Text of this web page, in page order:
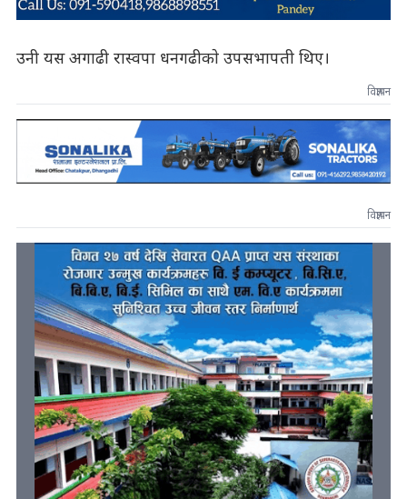
उनी यस अगाढी रास्वपा धनगढीकाे उपसभापती थिए।
विज्ञापन
विज्ञापन